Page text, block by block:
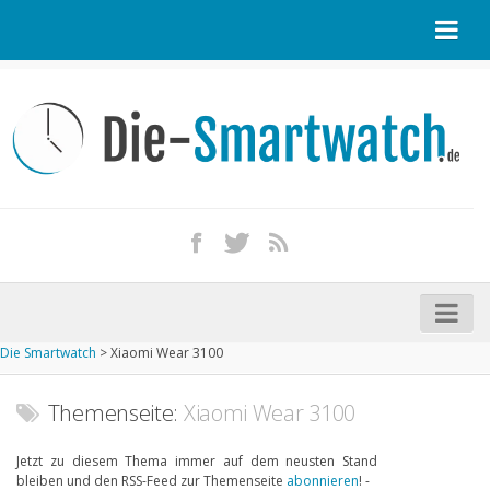
Kontakt / Tipp geben
Impressum
iPhone kaufen
Startseite
Aktuelle Smartwatches im Test
Die Smartwatch >Xiaomi Wear 3100
Themenseite: Xiaomi Wear 3100
Jetzt zu diesem Thema immer auf dem neusten Stand
bleiben und den RSS-Feed zur Themenseite abonnieren! -